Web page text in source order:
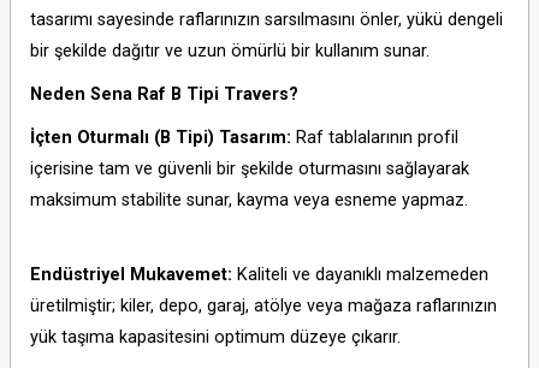
tasarımı sayesinde raflarınızın sarsılmasını önler, yükü dengeli
bir şekilde dağıtır ve uzun ömürlü bir kullanım sunar.
Neden Sena Raf B Tipi Travers?
İçten Oturmalı (B Tipi) Tasarım: Raf tablalarının profil
içerisine tam ve güvenli bir şekilde oturmasını sağlayarak
maksimum stabilite sunar, kayma veya esneme yapmaz.
Endüstriyel Mukavemet: Kaliteli ve dayanıklı malzemeden
üretilmiştir; kiler, depo, garaj, atölye veya mağaza raflarınızın
yük taşıma kapasitesini optimum düzeye çıkarır.